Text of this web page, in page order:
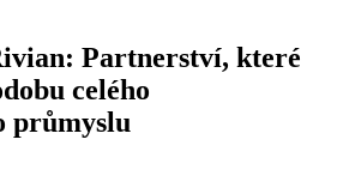
Partnerství, které
celého
průmyslu